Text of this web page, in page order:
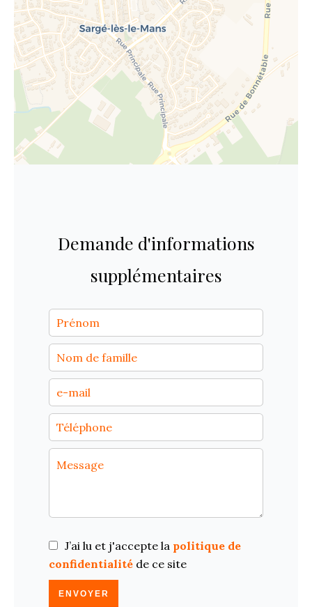
Demande d'informations
supplémentaires
J’ai lu et j'accepte la politique de
confidentialité de ce site
ENVOYER